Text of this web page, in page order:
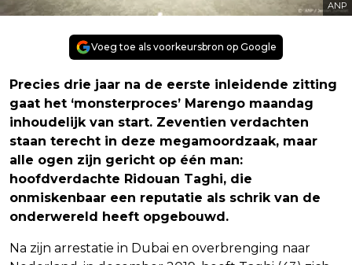
ANP
Voeg toe als voorkeursbron op Google
Precies drie jaar na de eerste inleidende zitting
gaat het ‘monsterproces’ Marengo maandag
inhoudelijk van start. Zeventien verdachten
staan terecht in deze megamoordzaak, maar
alle ogen zijn gericht op één man:
hoofdverdachte Ridouan Taghi, die
onmiskenbaar een reputatie als schrik van de
onderwereld heeft opgebouwd.
Na zijn arrestatie in Dubai en overbrenging naar